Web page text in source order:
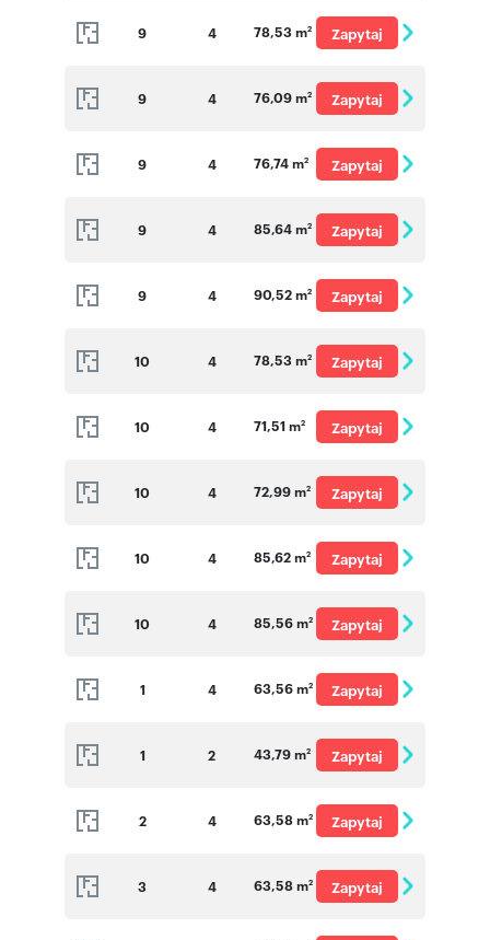
9 4 78,53 m2
Zapytaj
9 4 76,09 m2
Zapytaj
9 4 76,74 m2
Zapytaj
9 4 85,64 m2
Zapytaj
9 4 90,52 m2
Zapytaj
10 4 78,53 m2
Zapytaj
10 4 71,51 m2
Zapytaj
10 4 72,99 m2
Zapytaj
10 4 85,62 m2
Zapytaj
10 4 85,56 m2
Zapytaj
1 4 63,56 m2
Zapytaj
1 2 43,79 m2
Zapytaj
2 4 63,58 m2
Zapytaj
3 4 63,58 m2
Zapytaj